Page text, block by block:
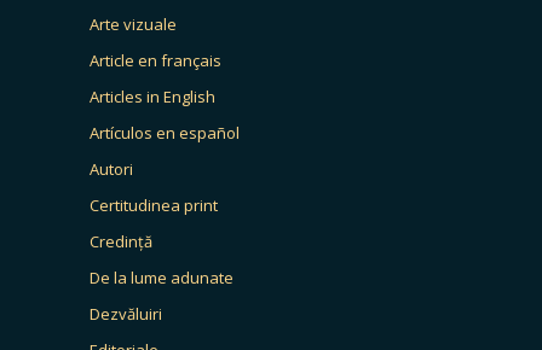
Arte vizuale
Article en français
Articles in English
Artículos en español
Autori
Certitudinea print
Credință
De la lume adunate
Dezvăluiri